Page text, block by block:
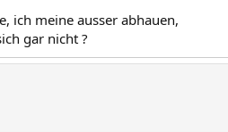
ich meine ausser abhauen,
gar nicht ?